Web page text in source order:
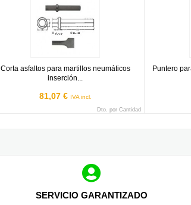
Corta asfaltos para martillos neumáticos
inserción...
81,07 € IVA incl.
Dto. por Cantidad
Puntero
SERVICIO GARANTIZADO